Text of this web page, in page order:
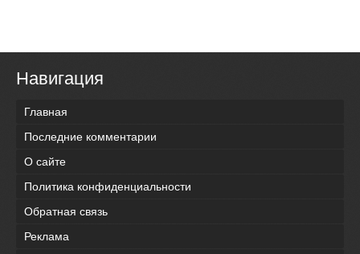
Навигация
Главная
Последние комментарии
О сайте
Политика конфиденциальности
Обратная связь
Реклама